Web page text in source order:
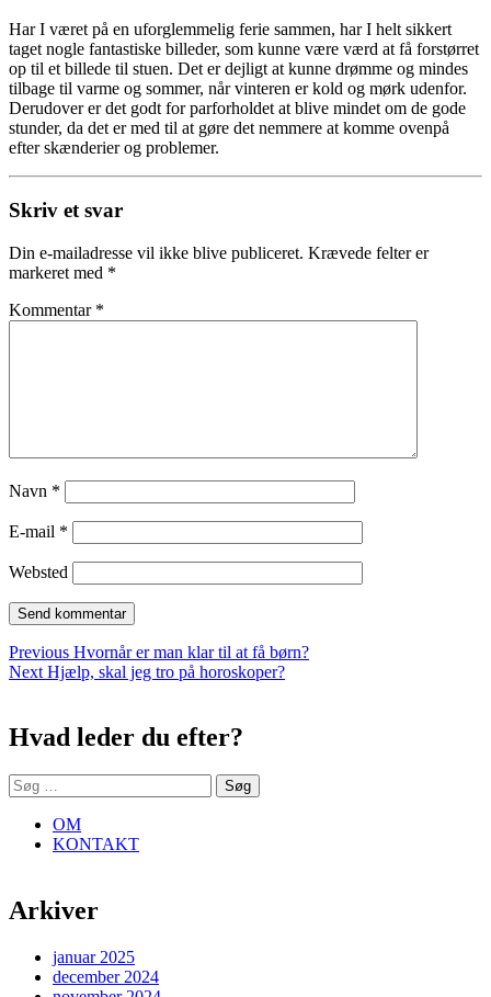
Har I været på en uforglemmelig ferie sammen, har I helt sikkert
taget nogle fantastiske billeder, som kunne være værd at få forstørret
op til et billede til stuen. Det er dejligt at kunne drømme og mindes
tilbage til varme og sommer, når vinteren er kold og mørk udenfor.
Derudover er det godt for parforholdet at blive mindet om de gode
stunder, da det er med til at gøre det nemmere at komme ovenpå
efter skænderier og problemer.
Skriv et svar
Din e-mailadresse vil ikke blive publiceret. Krævede felter er
markeret med *
Kommentar *
Navn *
E-mail *
Websted
Indlægsnavigation
Previous Previous
post:
Hvornår er man klar til at få børn?
Next Next
Hjælp, skal jeg tro på horoskoper?
Hvad leder du efter?
Søg
efter:
OM
KONTAKT
Arkiver
januar 2025
december 2024